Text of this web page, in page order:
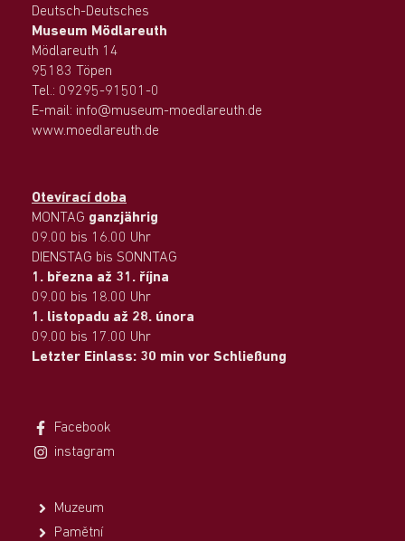
Deutsch-Deutsches
Museum Mödlareuth
Mödlareuth 14
95183 Töpen
Tel.: 09295-91501-0
E-mail: info@museum-moedlareuth.de
www.moedlareuth.de
Otevírací doba
MONTAG ganzjährig
09.00 bis 16.00 Uhr
DIENSTAG bis SONNTAG
1. března až 31. října
09.00 bis 18.00 Uhr
1. listopadu až 28. února
09.00 bis 17.00 Uhr
Letzter Einlass: 30 min vor Schließung
Facebook
instagram
Muzeum
Pamětní